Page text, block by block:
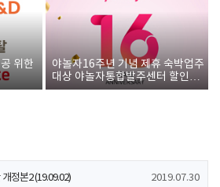
위한
야놀자16주년 기념 제휴 숙박업주
대상 야놀자통합발주센터 할인쿠
폰 증정
본1 (19.09.02)
정본2 (19.09.02) 2019.07.30